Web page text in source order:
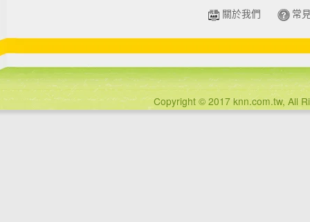
關於我們 常
Copyright © 2017 knn.com.tw, All